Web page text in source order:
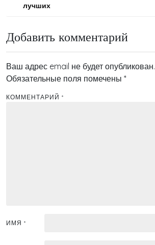
лучших
Добавить комментарий
Ваш адрес email не будет опубликован.
Обязательные поля помечены *
КОММЕНТАРИЙ *
ИМЯ *